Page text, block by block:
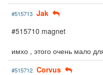
#515713 Jak
#515710 magnet
имхо , этого очень мало
#515712 Corvus